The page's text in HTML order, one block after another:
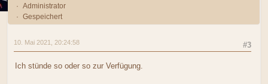
Administrator
Gespeichert
#3
10. Mai 2021, 20:24:58
Ich stünde so oder so zur Verfügung.